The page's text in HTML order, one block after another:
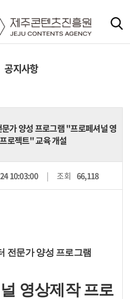
공지사항
가 양성 프로그램 "프로페셔널 영
로젝트" 교육 개설
10:03:00 조회 66,118
전문가 양성 프로그램
영상제작 프로